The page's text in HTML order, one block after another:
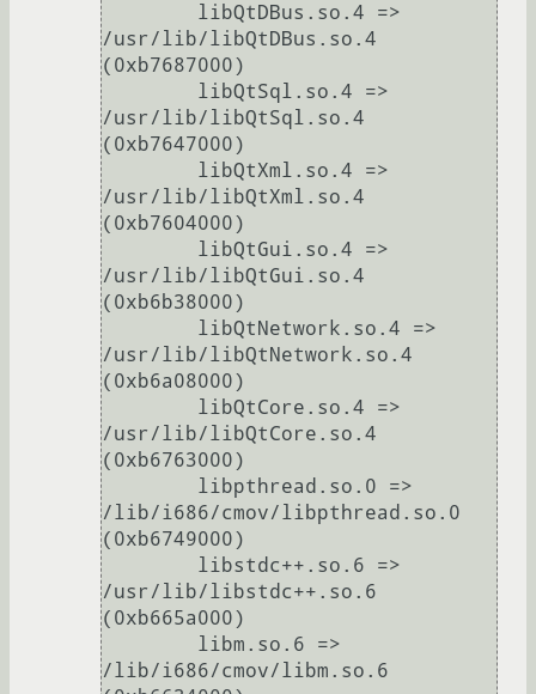
/usr/lib/libQtDBus.so.4
(0xb7687000)
/usr/lib/libQtSql.so.4
(0xb7647000)
/usr/lib/libQtXml.so.4
(0xb7604000)
/usr/lib/libQtGui.so.4
(0xb6b38000)
/usr/lib/libQtNetwork.so.4
(0xb6a08000)
/usr/lib/libQtCore.so.4
(0xb6763000)
/lib/i686/cmov/libpthread.so.0
(0xb6749000)
/usr/lib/libstdc++.so.6
(0xb665a000)
/lib/i686/cmov/libm.so.6